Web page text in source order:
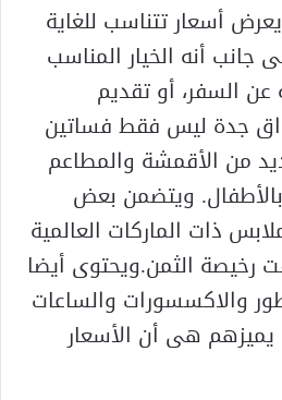
أسعار تتناسب للغاية
جانب أنه الخيار المناسب
عن السفر، أو تقديم
جدة ليس فقط فساتين
من الأقمشة والمطاعم
ويتضمن بعض
ذات الماركات العالمية
رخيصة الثمن.ويحتوى أيضا
والاكسسورات والساعات
هى أن الأسعار